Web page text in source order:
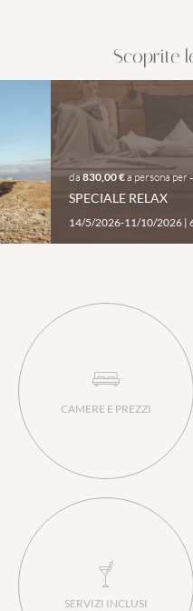
Scoprite
da 830,00 €a persona per
SPECIALE RELAX
14/5/2026-11/10/2026 |
CAMERE E PREZZI
SERVIZI INCLUSI